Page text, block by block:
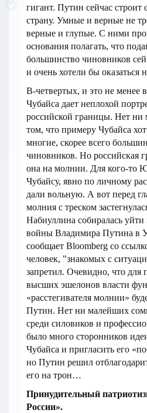
гигант. Путин сейчас строит
страну. Умные и верные не
верные и глупые. С ними
основания полагать, что
большинство чиновников
и очень хотели бы оказаться
В-четвертых, и это не менее
Чубайса дает неплохой
российской границы. Нет
том, что примеру Чубайса
многие, скорее всего
чиновников. Но российская
она на молнии. Для кого-то
Чубайсу, явно по личному
дали вольную. А вот перед
молния с треском
Набиуллина собиралась уйти
войны Владимира Путина в
сообщает Bloomberg со
человек, "знакомых с
запретил. Очевидно, что для
высших эшелонов власти
«расстегивателя молнии»
Путин. Нет ни малейших
среди силовиков и
было много сторонников
Чубайса и пригласить его
но Путин решил
его на трон…
Принудительный
России».